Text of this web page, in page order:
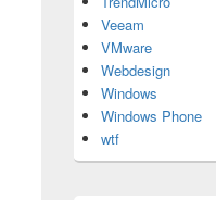
Veeam
VMware
Webdesign
Windows
Windows Phone
wtf